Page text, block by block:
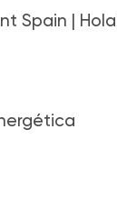
Spain |